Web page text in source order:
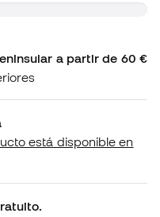
a partir de 60 €
está disponible en